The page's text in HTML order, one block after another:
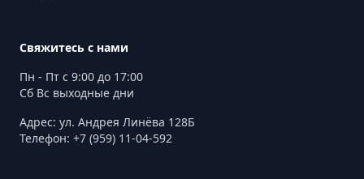
Свяжитесь с нами
Пн - Пт с 9:00 до 17:00
Сб Вс выходные дни
Адрес: ул. Андрея Линёва 128Б
Телефон: +7 (959) 11-04-592